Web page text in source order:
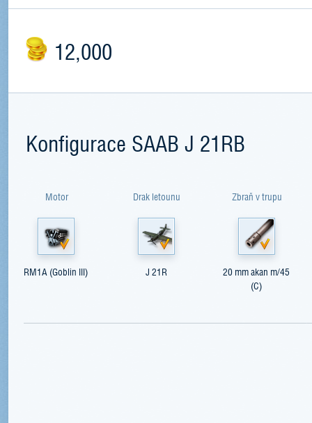
12,000
Konfigurace SAAB J 21RB
Motor
RM1A (Goblin III)
Drak letounu
J 21R
Zbraň v trupu
20 mm akan m/45
(C)